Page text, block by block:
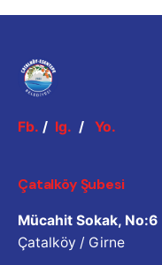
Fb. / Ig. / Yo.
Çatalköy Şubesi
Mücahit Sokak, No:6
Çatalköy / Girne